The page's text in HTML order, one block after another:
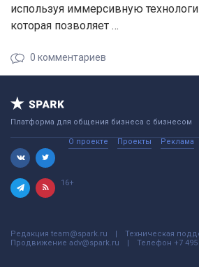
используя иммерсивную
которая позволяет …
0 комментариев
Платформа для общения бизнеса с бизнесом
О проекте Проекты Реклама
16+
Редакция team@spark.ru Техническая
Продвижение adv@spark.ru Телефон +7